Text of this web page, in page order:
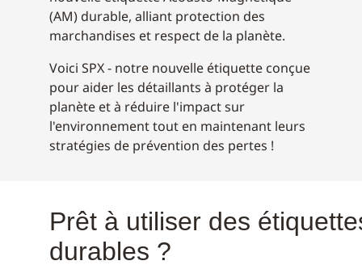
(AM) durable, alliant protection des
marchandises et respect de la planète.
Voici SPX - notre nouvelle étiquette conçue
pour aider les détaillants à protéger la
planète et à réduire l'impact sur
l'environnement tout en maintenant leurs
stratégies de prévention des pertes !
Prêt à utiliser des
durables ?